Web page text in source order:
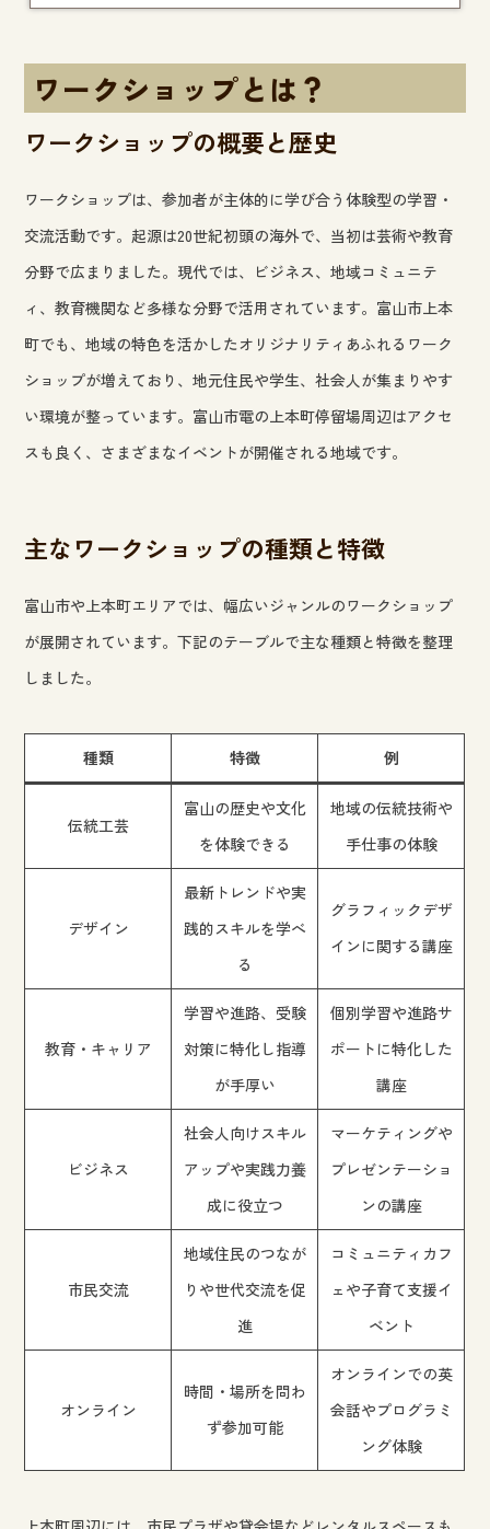
ワークショップとは？
ワークショップの概要と歴史
ワークショップは、参加者が主体的に学び合う体験型の学習・
交流活動です。起源は20世紀初頭の海外で、当初は芸術や教育
分野で広まりました。現代では、ビジネス、地域コミュニテ
ィ、教育機関など多様な分野で活用されています。富山市上本
町でも、地域の特色を活かしたオリジナリティあふれるワーク
ショップが増えており、地元住民や学生、社会人が集まりやす
い環境が整っています。富山市電の上本町停留場周辺はアクセ
スも良く、さまざまなイベントが開催される地域です。
主なワークショップの種類と特徴
富山市や上本町エリアでは、幅広いジャンルのワークショップ
が展開されています。下記のテーブルで主な種類と特徴を整理
しました。
種類 特徴 例
伝統工芸
富山の歴史や文化
を体験できる
地域の伝統技術や
手仕事の体験
デザイン
最新トレンドや実
践的スキルを学べ
る
グラフィックデザ
インに関する講座
教育・キャリア
学習や進路、受験
対策に特化し指導
が手厚い
個別学習や進路サ
ポートに特化した
講座
ビジネス
社会人向けスキル
アップや実践力養
成に役立つ
マーケティングや
プレゼンテーショ
ンの講座
市民交流
地域住民のつなが
りや世代交流を促
進
コミュニティカフ
ェや子育て支援イ
ベント
オンライン
時間・場所を問わ
ず参加可能
オンラインでの英
会話やプログラミ
ング体験